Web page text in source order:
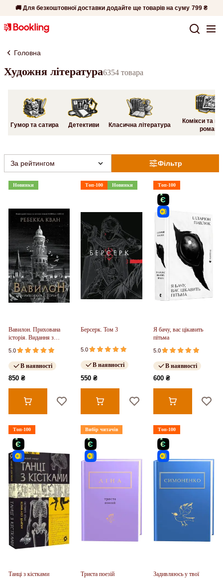
🚚 Для безкоштовної доставки додайте ще товарів на суму 799 ₴
Головна
Художня література6354 товара
Гумор та сатира Детективи Класична література
Комікси та
романи
Фільтр
За рейтингом
Новинки
Вавилон. Прихована
історія. Видання з
ілюстрованим зрізом
(у)
5.0
В наявності
850 ₴
Топ-100 Новинки
Берсерк. Том 3
5.0
В наявності
550 ₴
Топ-100
Я бачу, вас цікавить
пітьма
5.0
В наявності
600 ₴
Топ-100
Танці з кістками
Вибір читачів
Триста поезій
Топ-100
Задивляюсь у твої